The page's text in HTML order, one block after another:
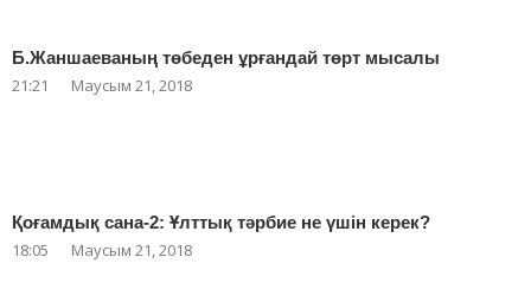
Б.Жаншаеваның төбеден ұрғандай төрт мысалы
21:21 Маусым 21, 2018
Қоғамдық сана-2: Ұлттық тәрбие не үшін керек?
18:05 Маусым 21, 2018